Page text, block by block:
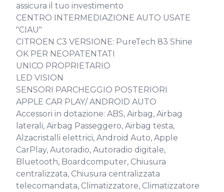
assicura il tuo investimento
CENTRO INTERMEDIAZIONE AUTO USATE
"CIAU"
CITROEN C3 VERSIONE: PureTech 83 Shine
OK PER NEOPATENTATI
UNICO PROPRIETARIO
LED VISION
SENSORI PARCHEGGIO POSTERIORI
APPLE CAR PLAY/ ANDROID AUTO
Accessori in dotazione: ABS, Airbag, Airbag
laterali, Airbag Passeggero, Airbag testa,
Alzacristalli elettrici, Android Auto, Apple
CarPlay, Autoradio, Autoradio digitale,
Bluetooth, Boardcomputer, Chiusura
centralizzata, Chiusura centralizzata
telecomandata, Climatizzatore, Climatizzatore